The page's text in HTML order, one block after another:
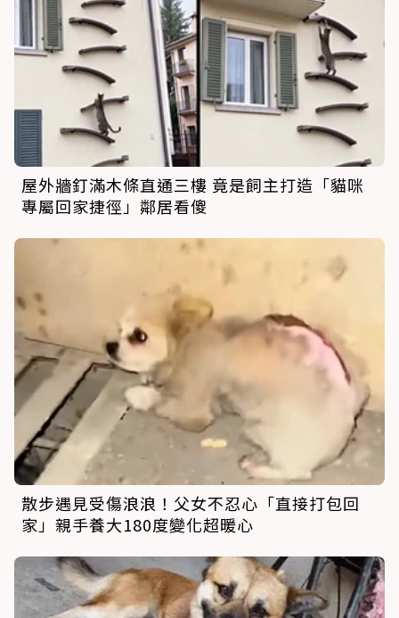
屋外牆釘滿木條直通三樓 竟是飼主打造「貓咪
專屬回家捷徑」鄰居看傻
散步遇見受傷浪浪！父女不忍心「直接打包回
家」親手養大180度變化超暖心